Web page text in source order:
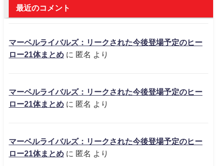
最近のコメント
マーベルライバルズ：リークされた今後登場予定のヒー
ロー21体まとめ に 匿名 より
マーベルライバルズ：リークされた今後登場予定のヒー
ロー21体まとめ に 匿名 より
マーベルライバルズ：リークされた今後登場予定のヒー
ロー21体まとめ に 匿名 より